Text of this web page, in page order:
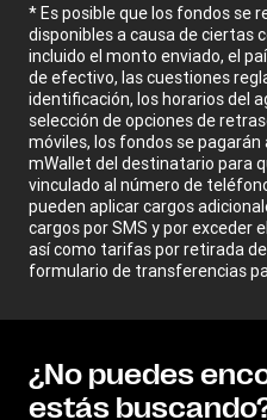
* Es posible que los fondos se
disponibles a causa de ciertas
incluido el monto enviado, el
de efectivo, las cuestiones
identificación, los horarios del
selección de opciones de
móviles, los fondos se
mWallet del destinatario para
vinculado al número de
pueden aplicar cargos
cargos por SMS y por exceder
así como tarifas por retirada
formulario de transferencias
¿No puedes
estás